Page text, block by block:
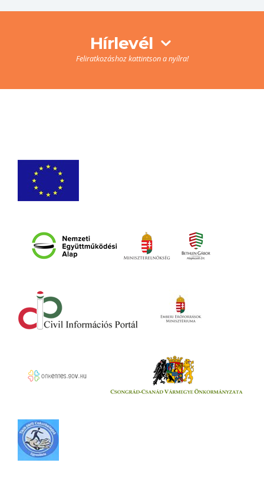
Hírlevél
Feliratkozáshoz kattintson a nyílra!